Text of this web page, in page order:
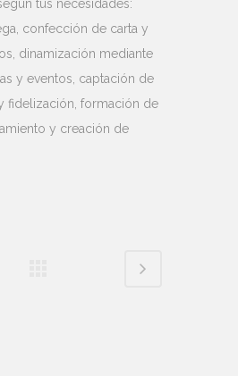
tus necesidades:
confección de carta y
dinamización mediante
y eventos, captación de
fidelización, formación de
y creación de